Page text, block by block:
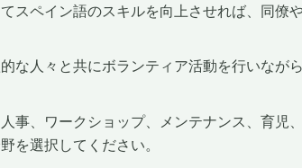
スペイン語のスキルを向上させれば、同僚
な人々と共にボランティア活動を行いなが
事、ワークショップ、メンテナンス、育児
を選択してください。